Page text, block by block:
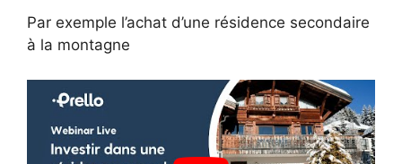
Par exemple l’achat d’une résidence secondaire
à la montagne